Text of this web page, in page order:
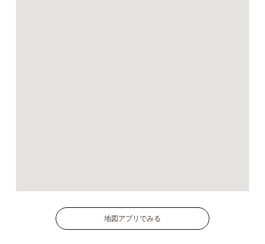
地図アプリでみる